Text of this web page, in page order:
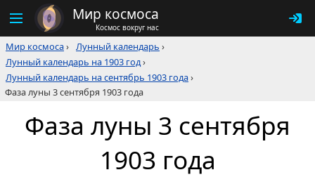
Мир космоса
Космос вокруг нас
Мир космоса› Лунный календарь ›
Лунный календарь на 1903 год›
Лунный календарь на сентябрь 1903 года›
Фаза луны 3 сентября 1903 года
Фаза луны 3 сентября
1903 года